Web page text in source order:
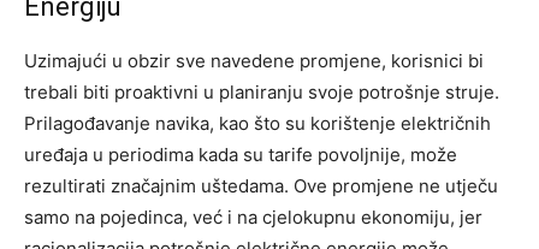
Energiju
Uzimajući u obzir sve navedene promjene, korisnici bi
trebali biti proaktivni u planiranju svoje potrošnje struje.
Prilagođavanje navika, kao što su korištenje električnih
uređaja u periodima kada su tarife povoljnije, može
rezultirati značajnim uštedama. Ove promjene ne utječu
samo na pojedinca, već i na cjelokupnu ekonomiju, jer